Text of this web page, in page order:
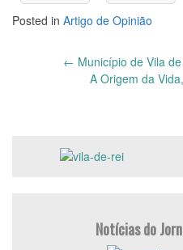
Posted in Artigo de Opinião
← Município de Vila
A Origem da
Notícias do